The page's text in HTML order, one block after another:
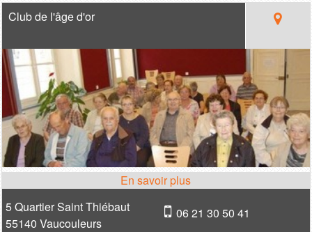
Club de l'âge d'or
5 Quartier Saint Thiébaut
55140 Vaucouleurs
06 21 30 50 41